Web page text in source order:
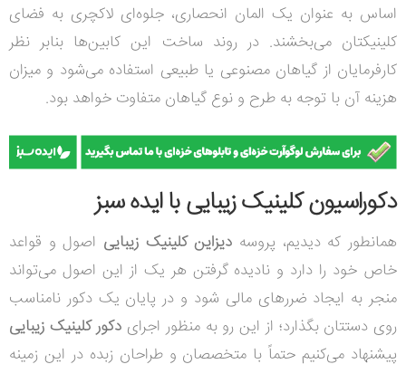
اساس به عنوان یک المان انحصاری، جلوه‌ای لاکچری به فضای
کلینیکتان می‌بخشند. در روند ساخت این کابین‌ها بنابر نظر
کارفرمایان از گیاهان مصنوعی یا طبیعی استفاده می‌شود و میزان
هزینه آن با توجه به طرح و نوع گیاهان متفاوت خواهد بود.
دکوراسیون کلینیک زیبایی با ایده سبز
همانطور که دیدیم، پروسه دیزاین کلینیک زیبایی اصول و قواعد
خاص خود را دارد و نادیده گرفتن هر یک از این اصول می‌تواند
منجر به ایجاد ضررهای مالی شود و در پایان یک دکور نامناسب
روی دستتان بگذارد؛ از این رو به منظور اجرای دکور کلینیک زیبایی
پیشنهاد می‌کنیم حتماً با متخصصان و طراحان زبده در این زمینه